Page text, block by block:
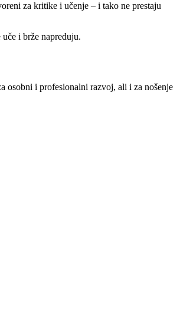
za kritike i učenje – i tako ne prestaju
i brže napreduju.
osobni i profesionalni razvoj, ali i za nošenje